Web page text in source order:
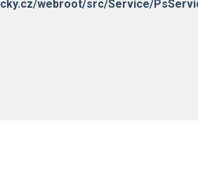
webroot/src/Service/